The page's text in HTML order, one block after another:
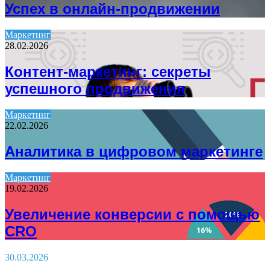
Успех в онлайн-продвижении
Маркетинг
28.02.2026
Контент-маркетинг: секреты
успешного продвижения
Маркетинг
22.02.2026
Аналитика в цифровом маркетинге
Маркетинг
19.02.2026
Увеличение конверсии с помощью
CRO
30.03.2026